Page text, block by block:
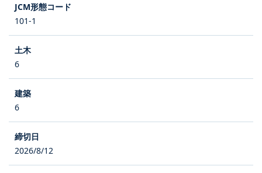
101-1
6
6
2026/8/12